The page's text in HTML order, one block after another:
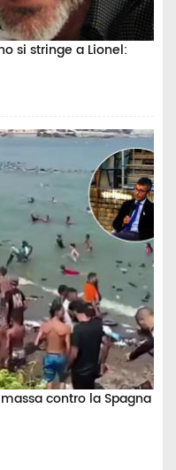
si stringe a Lionel:
contro la Spagna